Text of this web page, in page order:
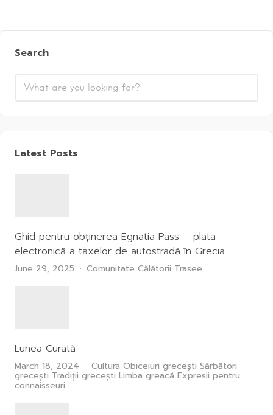
Search
Latest Posts
Ghid pentru obținerea Egnatia Pass – plata
electronică a taxelor de autostradă în Grecia
June 29, 2025 Comunitate Călătorii Trasee
Lunea Curată
March 18, 2024 Cultura Obiceiuri grecești Sărbători
grecești Tradiții grecești Limba greacă Expresii pentru
connaisseuri